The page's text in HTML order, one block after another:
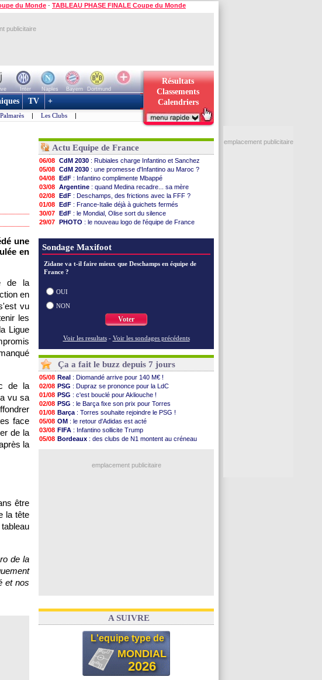
du Monde - TABLEAU PHASE FINALE Coupe du Monde
publicitaire
Inter Naples Bayern
Dortmund
Résultats
Classements
Calendriers
TV +
Palmarès | Les Clubs |
une
en
de la
en
vu
les
Ligue
de la
vu sa
face
de la
la
être
la tête
de la
et nos
Actu Equipe de France
06/08 CdM 2030 : Rubiales charge Infantino et Sanchez
05/08 CdM 2030 : une promesse d'Infantino au Maroc ?
04/08 EdF : Infantino complimente Mbappé
03/08 Argentine : quand Medina recadre... sa mère
02/08 EdF : Deschamps, des frictions avec la FFF ?
01/08 EdF : France-Italie déjà à guichets fermés
30/07 EdF : le Mondial, Olise sort du silence
29/07 PHOTO : le nouveau logo de l'équipe de France
29/07 EdF: Zidane et l'argent, les mots de Diallo
29/07 EdF: Zidane pense déjà à un retour de Mendy
28/07 EdF: le message de Mbappé à Zidane
28/07 EdF: les mots de Genesio pour Zidane
28/07 VIDEO
Sondage Maxifoot
Zidane va t-il faire mieux que Deschamps en équipe de
France ?
OUI
NON
Voter
Voir les resultats - Voir les sondages précédents
Ça a fait le buzz depuis 7 jours
05/08 Real : Diomandé arrive pour 140 M€ !
02/08 PSG : Dupraz se prononce pour la LdC
01/08 PSG : c'est bouclé pour Akliouche !
02/08 PSG : le Barça fixe son prix pour Torres
01/08 Barça : Torres souhaite rejoindre le PSG !
05/08 OM : le retour d'Adidas est acté
03/08 FIFA : Infantino sollicite Trump
05/08 Bordeaux : des clubs de N1 montent au créneau
emplacement publicitaire
A SUIVRE
L'equipe type de
MONDIAL
2026
emplacement publicitaire